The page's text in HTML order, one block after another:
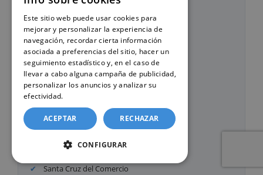
Polícar
Polopos
Puebla de Don Fadrique
Pulianas
Purullena
Quéntar
Rubite
Salobreña
Santa Cruz del Comercio
Este sitio web puede usar cookies para
mejorar y personalizar la experiencia de
navegación, recordar cierta información
asociada a preferencias del sitio, hacer un
seguimiento estadístico y, en el caso de
llevar a cabo alguna campaña de publicidad,
personalizar los anuncios y analizar su
efectividad.
ACEPTAR RECHAZAR
CONFIGURAR